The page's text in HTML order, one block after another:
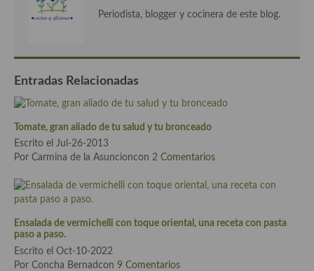
Cocina callejera
Cocinas de España
Cocina Andaluza
Cocina Aragonesa
Cocina Asturiana
Cocina Balear
Periodista, blogger y cocinera de este blog.
Entradas Relacionadas
Tomate, gran aliado de tu salud y tu bronceado
Escrito el Jul-26-2013
Por Carmina de la Asuncioncon 2 Comentarios
Ensalada de vermichelli con toque oriental, una receta con pasta
paso a paso.
Escrito el Oct-10-2022
Por Concha Bernadcon 9 Comentarios